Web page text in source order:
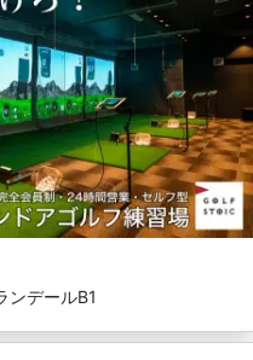
ンデールB1